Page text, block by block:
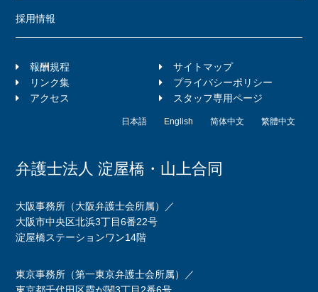
採用情報
報酬規程
サイトマップ
リンク集
プライバシーポリシー
アクセス
スタッフ専用ページ
日本語 English 简体中文 繁體中文
弁護士法人 淀屋橋・山上合同
大阪事務所（大阪弁護士会所属）／
大阪市中央区北浜3丁目6番22号
淀屋橋ステーションワン14階
東京事務所（第一東京弁護士会所属）／